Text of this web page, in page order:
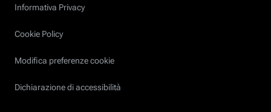
Informativa Privacy
Cookie Policy
Modifica preferenze cookie
Dichiarazione di accessibilità